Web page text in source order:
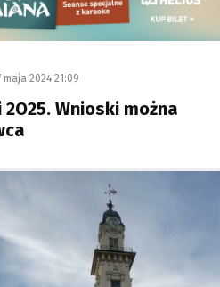
maja 2024 21:09
Wnioski można